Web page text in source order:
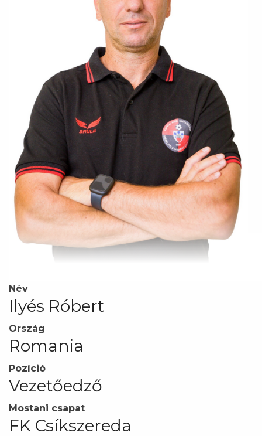
Név
Ilyés Róbert
Ország
Romania
Pozíció
Vezetőedző
Mostani csapat
FK Csíkszereda